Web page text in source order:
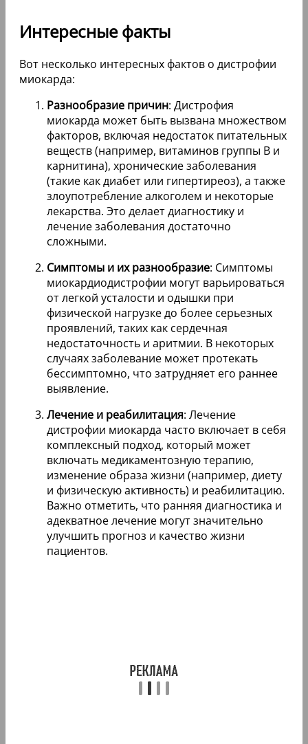
Интересные факты
Вот несколько интересных фактов о дистрофии
миокарда:
Разнообразие причин: Дистрофия
миокарда может быть вызвана множеством
факторов, включая недостаток питательных
веществ (например, витаминов группы B и
карнитина), хронические заболевания
(такие как диабет или гипертиреоз), а также
злоупотребление алкоголем и некоторые
лекарства. Это делает диагностику и
лечение заболевания достаточно
сложными.
Симптомы и их разнообразие: Симптомы
миокардиодистрофии могут варьироваться
от легкой усталости и одышки при
физической нагрузке до более серьезных
проявлений, таких как сердечная
недостаточность и аритмии. В некоторых
случаях заболевание может протекать
бессимптомно, что затрудняет его раннее
выявление.
Лечение и реабилитация: Лечение
дистрофии миокарда часто включает в себя
комплексный подход, который может
включать медикаментозную терапию,
изменение образа жизни (например, диету
и физическую активность) и реабилитацию.
Важно отметить, что ранняя диагностика и
адекватное лечение могут значительно
улучшить прогноз и качество жизни
пациентов.